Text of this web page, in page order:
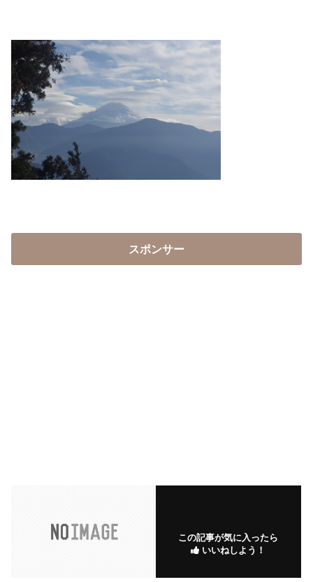
スポンサー
この記事が気に入ったら
いいねしよう！